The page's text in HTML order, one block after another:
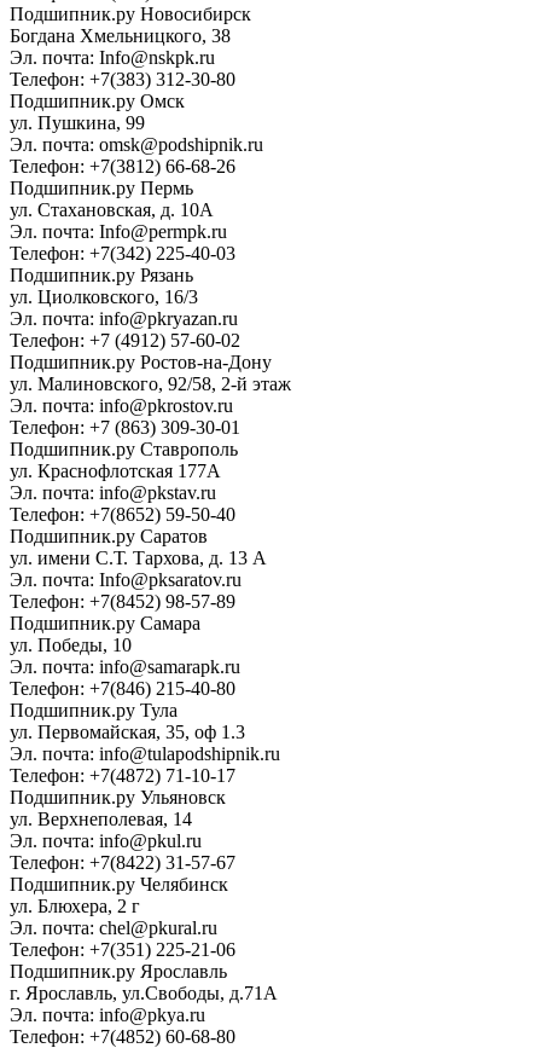
Подшипник.ру Новосибирск
Богдана Хмельницкого, 38
Эл. почта: Info@nskpk.ru
Телефон: +7(383) 312-30-80
Подшипник.ру Омск
ул. Пушкина, 99
Эл. почта: omsk@podshipnik.ru
Телефон: +7(3812) 66-68-26
Подшипник.ру Пермь
ул. Стахановская, д. 10А
Эл. почта: Info@permpk.ru
Телефон: +7(342) 225-40-03
Подшипник.ру Рязань
ул. Циолковского, 16/3
Эл. почта: info@pkryazan.ru
Телефон: +7 (4912) 57-60-02
Подшипник.ру Ростов-на-Дону
ул. Малиновского, 92/58, 2-й этаж
Эл. почта: info@pkrostov.ru
Телефон: +7 (863) 309-30-01
Подшипник.ру Ставрополь
ул. Краснофлотская 177А
Эл. почта: info@pkstav.ru
Телефон: +7(8652) 59-50-40
Подшипник.ру Саратов
ул. имени С.Т. Тархова, д. 13 А
Эл. почта: Info@pksaratov.ru
Телефон: +7(8452) 98-57-89
Подшипник.ру Самара
ул. Победы, 10
Эл. почта: info@samarapk.ru
Телефон: +7(846) 215-40-80
Подшипник.ру Тула
ул. Первомайская, 35, оф 1.3
Эл. почта: info@tulapodshipnik.ru
Телефон: +7(4872) 71-10-17
Подшипник.ру Ульяновск
ул. Верхнеполевая, 14
Эл. почта: info@pkul.ru
Телефон: +7(8422) 31-57-67
Подшипник.ру Челябинск
ул. Блюхера, 2 г
Эл. почта: chel@pkural.ru
Телефон: +7(351) 225-21-06
Подшипник.ру Ярославль
г. Ярославль, ул.Свободы, д.71А
Эл. почта: info@pkya.ru
Телефон: +7(4852) 60-68-80